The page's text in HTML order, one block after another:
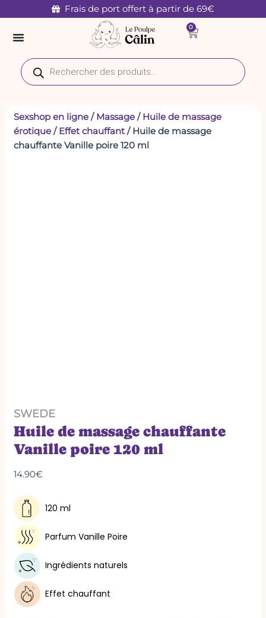
au
contenu
Frais de port offert à partir de 69€
0
Panier
Recherche
de
produits
Sexshop en ligne / Massage / Huile de massage
érotique / Effet chauffant / Huile de massage
chauffante Vanille poire 120 ml
SWEDE
Huile de massage chauffante
Vanille poire 120 ml
14.90€
120 ml
Parfum Vanille Poire
Ingrédients naturels
Effet chauffant
de
de
chauffante
Vanille
poire
ml